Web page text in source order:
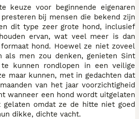
keuze voor beginnende eigenaren
bij mensen die bekend zijn
dit type zeer grote hond, inclusief
ervan, wat veel meer is dan
hond. Hoewel ze niet zoveel
als men zou denken, genieten Sint
kunnen rondlopen in een veilige
maar kunnen, met in gedachten dat
van het jaar voorzichtigheid
wanneer een hond wordt uitgelaten
omdat ze de hitte niet goed
dikke, dichte vacht.